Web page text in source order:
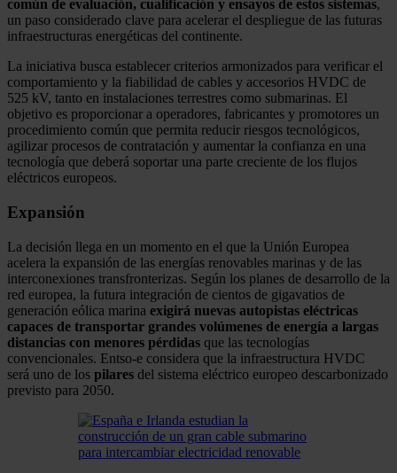
común de evaluación, cualificación y ensayos de estos sistemas,
un paso considerado clave para acelerar el despliegue de las futuras
infraestructuras energéticas del continente.
La iniciativa busca establecer criterios armonizados para verificar el
comportamiento y la fiabilidad de cables y accesorios HVDC de
525 kV, tanto en instalaciones terrestres como submarinas. El
objetivo es proporcionar a operadores, fabricantes y promotores un
procedimiento común que permita reducir riesgos tecnológicos,
agilizar procesos de contratación y aumentar la confianza en una
tecnología que deberá soportar una parte creciente de los flujos
eléctricos europeos.
Expansión
La decisión llega en un momento en el que la Unión Europea
acelera la expansión de las energías renovables marinas y de las
interconexiones transfronterizas. Según los planes de desarrollo de la
red europea, la futura integración de cientos de gigavatios de
generación eólica marina exigirá nuevas autopistas eléctricas
capaces de transportar grandes volúmenes de energía a largas
distancias con menores pérdidas que las tecnologías
convencionales. Entso-e considera que la infraestructura HVDC
será uno de los pilares del sistema eléctrico europeo descarbonizado
previsto para 2050.